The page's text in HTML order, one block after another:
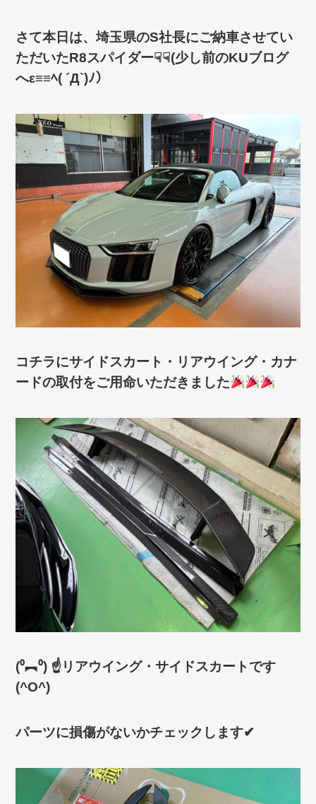
さて本日は、埼玉県のS社長にご納車させてい
ただいたR8スパイダー☟☟(少し前のKUブログ
へε≡≡ﾍ( ´Д`)ﾉ）
コチラにサイドスカート・リアウイング・カナ
ードの取付をご用命いただきました
(⁰︻⁰) ☝リアウイング・サイドスカートです
(^O^)
パーツに損傷がないかチェックします✔